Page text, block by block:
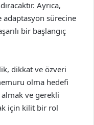
Ayrıca,
adaptasyon sürecine
bir başlangıç
dikkat ve özveri
olma hedefi
ve gerekli
için kilit bir rol